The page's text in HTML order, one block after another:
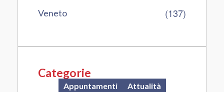
Veneto (137)
Categorie
Appuntamenti
Attualità